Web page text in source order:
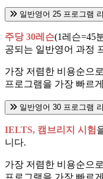
일반영어 25 프로그램
주당 30레슨(1레슨=45
공되는 일반영어 과정
가장 저렴한 비용순으
프로그램을 가장 빠르
일반영어 30 프로그램
IELTS, 캠브리지 시험
니다.
가장 저렴한 비용순으